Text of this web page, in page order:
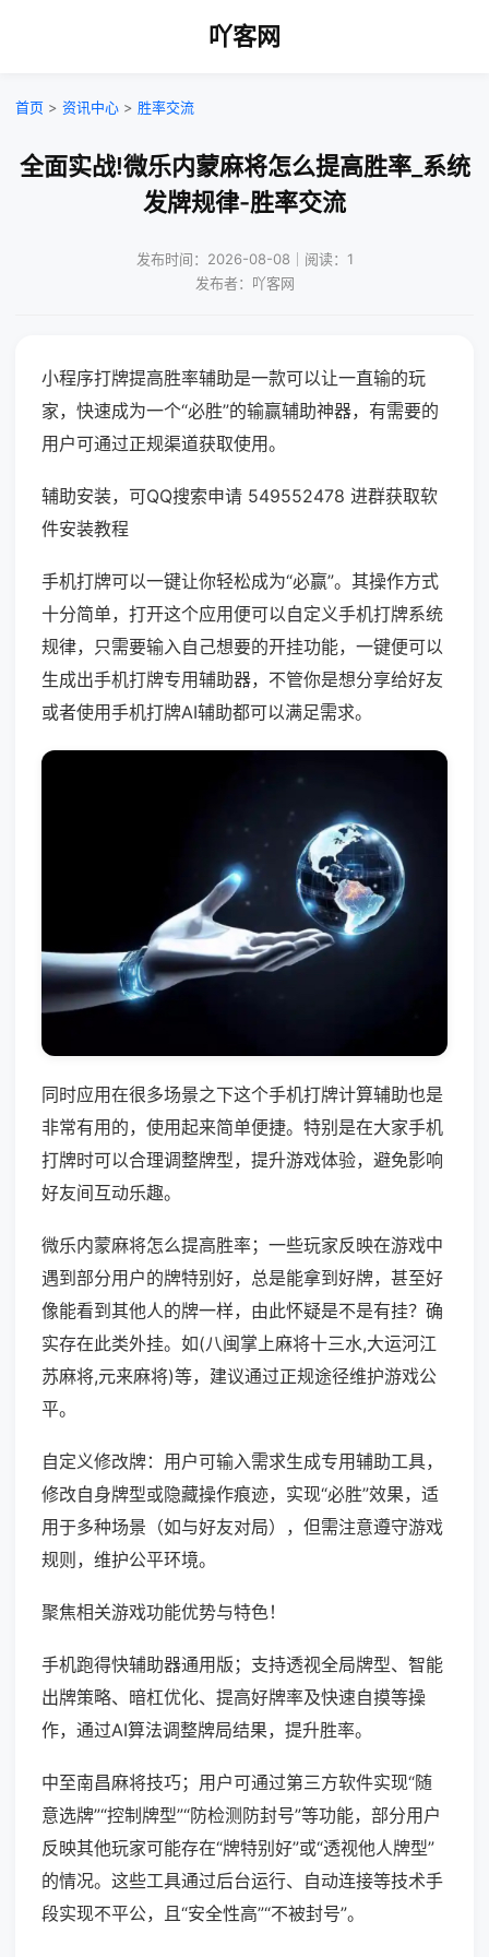
吖客网
首页 > 资讯中心 > 胜率交流
全面实战!微乐内蒙麻将怎么提高胜率_系统
发牌规律-胜率交流
发布时间：2026-08-08｜阅读：1
发布者：吖客网
小程序打牌提高胜率辅助是一款可以让一直输的玩
家，快速成为一个“必胜”的输赢辅助神器，有需要的
用户可通过正规渠道获取使用。
辅助安装，可QQ搜索申请 549552478 进群获取软
件安装教程
手机打牌可以一键让你轻松成为“必赢”。其操作方式
十分简单，打开这个应用便可以自定义手机打牌系统
规律，只需要输入自己想要的开挂功能，一键便可以
生成出手机打牌专用辅助器，不管你是想分享给好友
或者使用手机打牌AI辅助都可以满足需求。
同时应用在很多场景之下这个手机打牌计算辅助也是
非常有用的，使用起来简单便捷。特别是在大家手机
打牌时可以合理调整牌型，提升游戏体验，避免影响
好友间互动乐趣。
微乐内蒙麻将怎么提高胜率；一些玩家反映在游戏中
遇到部分用户的牌特别好，总是能拿到好牌，甚至好
像能看到其他人的牌一样，由此怀疑是不是有挂？确
实存在此类外挂。如(八闽掌上麻将十三水,大运河江
苏麻将,元来麻将)等，建议通过正规途径维护游戏公
平。
自定义修改牌：用户可输入需求生成专用辅助工具，
修改自身牌型或隐藏操作痕迹，实现“必胜”效果，适
用于多种场景（如与好友对局），但需注意遵守游戏
规则，维护公平环境。
聚焦相关游戏功能优势与特色！
手机跑得快辅助器通用版；支持透视全局牌型、智能
出牌策略、暗杠优化、提高好牌率及快速自摸等操
作，通过AI算法调整牌局结果，提升胜率。
中至南昌麻将技巧；用户可通过第三方软件实现“随
意选牌”“控制牌型”“防检测防封号”等功能，部分用户
反映其他玩家可能存在“牌特别好”或“透视他人牌型”
的情况。这些工具通过后台运行、自动连接等技术手
段实现不平公，且“安全性高”“不被封号”。